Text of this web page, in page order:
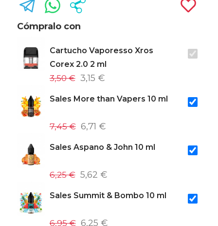
Cómpralo con
Cartucho Vaporesso Xros
Corex 2.0 2 ml
3,50 € 3,15 €
Sales More than Vapers 10 ml
7,45 € 6,71 €
Sales Aspano & John 10 ml
6,25 € 5,62 €
Sales Summit & Bombo 10 ml
6,95 € 6,25 €